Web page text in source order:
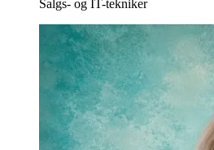
Salgs- og IT-tekniker